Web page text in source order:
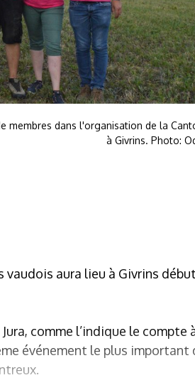
membres dans l'organisation de la
à Givrins. Photo:
vaudois aura lieu à Givrins
comme l’indique le compte
événement le plus important